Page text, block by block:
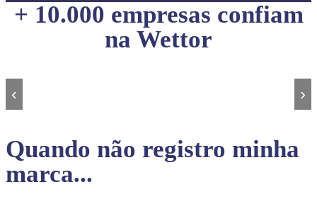
+ 10.000 empresas confiam
na Wettor
‹ ›
Quando não registro minha
marca...